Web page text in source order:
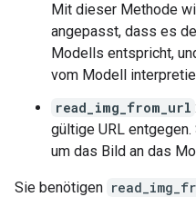
Mit dieser Methode
angepasst, dass es
Modells entspricht,
vom Modell
read_img_from_url
gültige URL
um das Bild an das
Sie benötigen